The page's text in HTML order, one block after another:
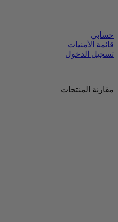
حسابي
قائمة الأمنيات
تسجيل الدخول
مقارنة المنتجات